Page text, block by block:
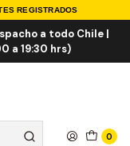
REGISTRADOS
a todo Chile |
a 19:30 hrs)
0
Kit)